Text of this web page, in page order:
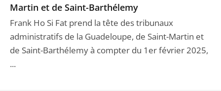
Martin et de Saint-Barthélemy
Frank Ho Si Fat prend la tête des tribunaux
administratifs de la Guadeloupe, de Saint-Martin et
de Saint-Barthélemy à compter du 1er février 2025,
...